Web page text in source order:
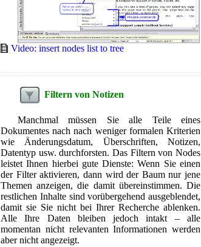
Video: insert nodes list to tree
Filtern von Notizen
Manchmal müssen Sie alle Teile eines
Dokumentes nach nach weniger formalen Kriterien
wie Änderungsdatum, Überschriften, Notizen,
Datentyp usw. durchforsten. Das Filtern von Nodes
leistet Ihnen hierbei gute Dienste: Wenn Sie einen
der Filter aktivieren, dann wird der Baum nur jene
Themen anzeigen, die damit übereinstimmen. Die
restlichen Inhalte sind vorübergehend ausgeblendet,
damit sie Sie nicht bei Ihrer Recherche ablenken.
Alle Ihre Daten bleiben jedoch intakt – alle
momentan nicht relevanten Informationen werden
aber nicht angezeigt.